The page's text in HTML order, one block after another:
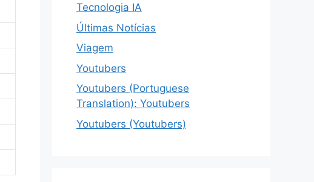
Tecnologia IA
Últimas Notícias
Viagem
Youtubers
Youtubers (Portuguese
Translation): Youtubers
Youtubers (Youtubers)